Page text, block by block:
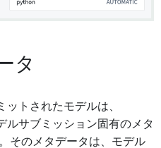
タ
トされたモデルは、
サブミッション固有のメタ
そのメタデータは、モデル